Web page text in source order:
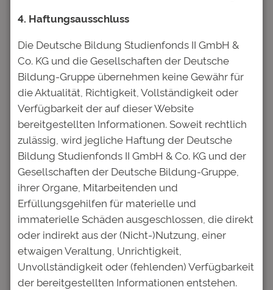
Kommentare
Schreibe einen Kommentar
Deine E-Mail-Adresse wird nicht
veröffentlicht.
Erforderliche Felder
sind mit markiert
Kommentar
Name*
4. Haftungsausschluss
Die Deutsche Bildung Studienfonds II GmbH &
Co. KG und die Gesellschaften der Deutsche
Bildung-Gruppe übernehmen keine Gewähr für
die Aktualität, Richtigkeit, Vollständigkeit oder
Verfügbarkeit der auf dieser Website
bereitgestellten Informationen. Soweit rechtlich
zulässig, wird jegliche Haftung der Deutsche
Bildung Studienfonds II GmbH & Co. KG und der
Gesellschaften der Deutsche Bildung-Gruppe,
ihrer Organe, Mitarbeitenden und
Erfüllungsgehilfen für materielle und
immaterielle Schäden ausgeschlossen, die direkt
oder indirekt aus der (Nicht-)Nutzung, einer
etwaigen Veraltung, Unrichtigkeit,
Unvollständigkeit oder (fehlenden) Verfügbarkeit
der bereitgestellten Informationen entstehen.